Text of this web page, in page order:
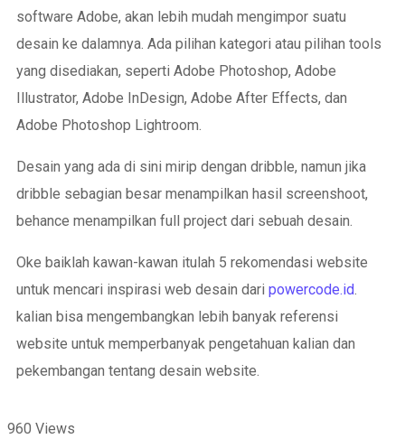
software Adobe, akan lebih mudah mengimpor suatu
desain ke dalamnya. Ada pilihan kategori atau pilihan tools
yang disediakan, seperti Adobe Photoshop, Adobe
Illustrator, Adobe InDesign, Adobe After Effects, dan
Adobe Photoshop Lightroom.
Desain yang ada di sini mirip dengan dribble, namun jika
dribble sebagian besar menampilkan hasil screenshoot,
behance menampilkan full project dari sebuah desain.
Oke baiklah kawan-kawan itulah 5 rekomendasi website
untuk mencari inspirasi web desain dari powercode.id.
kalian bisa mengembangkan lebih banyak referensi
website untuk memperbanyak pengetahuan kalian dan
pekembangan tentang desain website.
960 Views